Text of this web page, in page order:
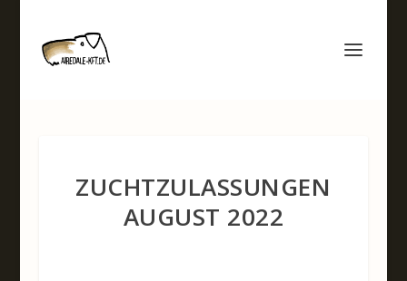
ZUCHTZULASSUNGEN
AUGUST 2022